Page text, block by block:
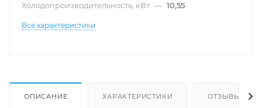
Холодопроизводительность, кВт — 10,55
Все характеристики
ОПИСАНИЕ ХАРАКТЕРИСТИКИ ОТЗЫВЫ